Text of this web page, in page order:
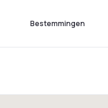
Bestemmingen